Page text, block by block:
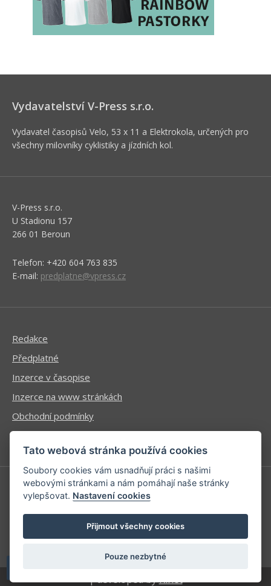
Vydavatelství V-Press s.r.o.
Vydavatel časopisů Velo, 53 x 11 a Elektrokola, určených pro
všechny milovníky cyklistiky a jízdních kol.
V-Press s.r.o.
U Stadionu 157
266 01 Beroun
Telefon: +420 604 763 835
E-mail: predplatne@vpress.cz
Redakce
Předplatné
Inzerce v časopise
Inzerce na www stránkách
Obchodní podmínky
Ochrana osobních údajů
Příhlášení | Registrace
Kontaktní informace
Mapa stránek
| developed byKinet
Tato webová stránka používá cookies
Soubory cookies vám usnadňují práci s našimi
webovými stránkami a nám pomáhají naše stránky
vylepšovat. Nastavení cookies
Přijmout všechny cookies
Pouze nezbytné